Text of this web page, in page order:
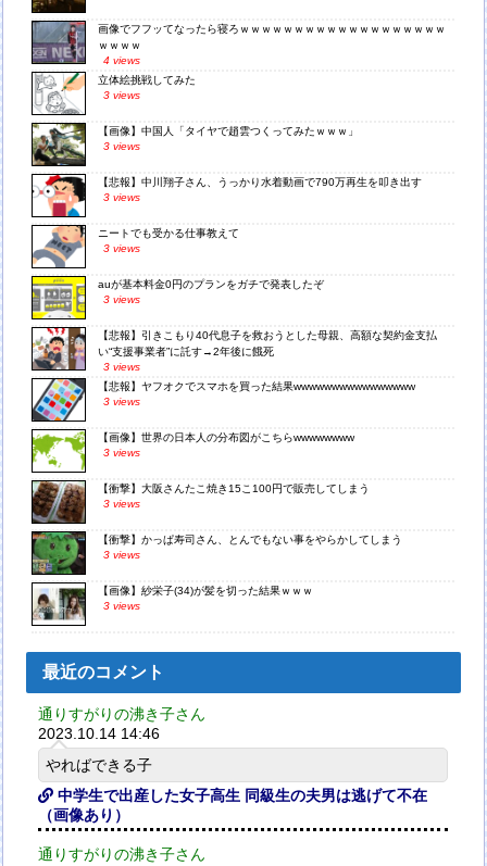
画像でフフッてなったら寝ろｗｗｗｗｗｗｗｗｗｗｗｗｗｗｗｗｗｗｗ
ｗｗｗｗ
4 views
立体絵挑戦してみた
3 views
【画像】中国人「タイヤで趙雲つくってみたｗｗｗ」
3 views
【悲報】中川翔子さん、うっかり水着動画で790万再生を叩き出す
3 views
ニートでも受かる仕事教えて
3 views
auが基本料金0円のプランをガチで発表したぞ
3 views
【悲報】引きこもり40代息子を救おうとした母親、高額な契約金支払
い“支援事業者”に託す→2年後に餓死
3 views
【悲報】ヤフオクでスマホを買った結果wwwwwwwwwwwwwwww
3 views
【画像】世界の日本人の分布図がこちらwwwwwwww
3 views
【衝撃】大阪さんたこ焼き15こ100円で販売してしまう
3 views
【衝撃】かっぱ寿司さん、とんでもない事をやらかしてしまう
3 views
【画像】紗栄子(34)が髪を切った結果ｗｗｗ
3 views
最近のコメント
通りすがりの沸き子さん
2023.10.14 14:46
やればできる子
中学生で出産した女子高生 同級生の夫男は逃げて不在
（画像あり）
通りすがりの沸き子さん